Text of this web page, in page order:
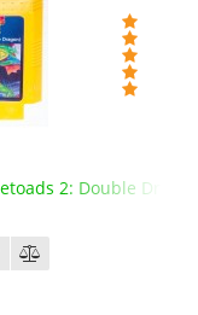
2: Double